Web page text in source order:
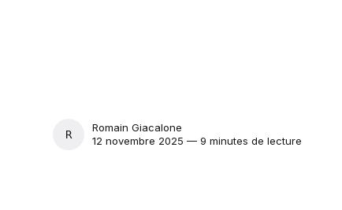
ROMAIN GIACALONE
Romain Giacalone
12 novembre 2025 — 9 minutes de lecture